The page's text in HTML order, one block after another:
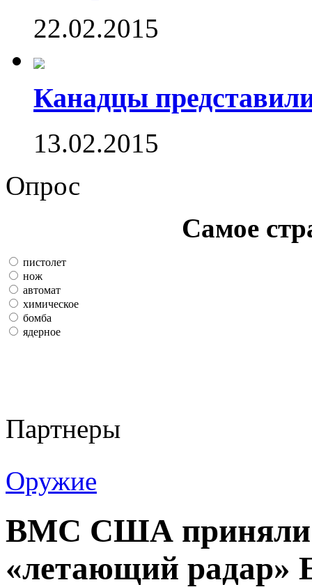
22.02.2015
Канадцы
13.02.2015
Опрос
Самое
пистолет
нож
автомат
химическое
бомба
ядерное
Партнеры
Оружие
ВМС США приняли
«летающий радар»